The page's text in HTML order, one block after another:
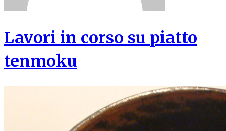
Lavori in corso su piatto
tenmoku